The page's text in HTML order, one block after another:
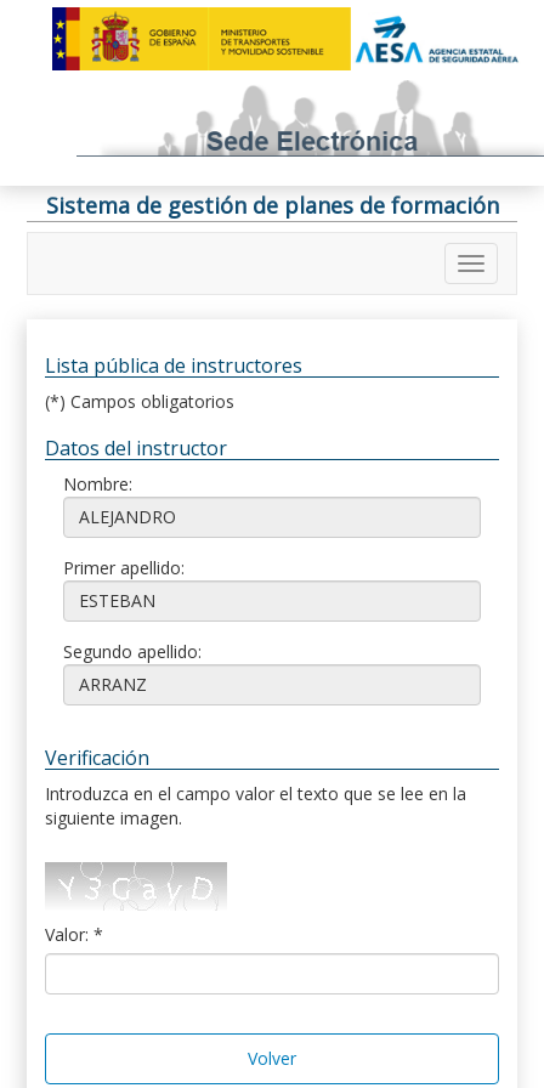
Sistema de gestión de planes de formación
Lista pública de instructores
(*) Campos obligatorios
Datos del instructor
Nombre:
Primer apellido:
Segundo apellido:
Verificación
Introduzca en el campo valor el texto que se lee en la
siguiente imagen.
Valor: *
Volver